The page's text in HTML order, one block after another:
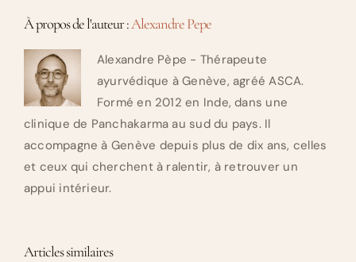
À propos de l'auteur :Alexandre Pepe
Alexandre Pèpe - Thérapeute
ayurvédique à Genève, agréé ASCA.
Formé en 2012 en Inde, dans une
clinique de Panchakarma au sud du pays. Il
accompagne à Genève depuis plus de dix ans, celles
et ceux qui cherchent à ralentir, à retrouver un
appui intérieur.
Articles similaires